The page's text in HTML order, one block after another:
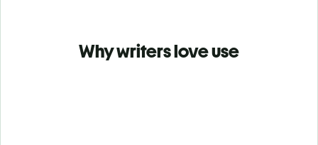
Why writers love use